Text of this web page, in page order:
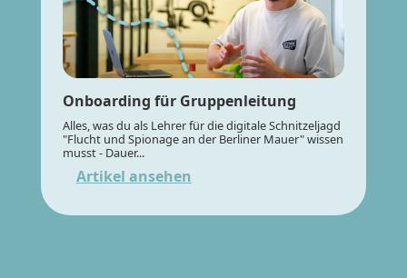
Onboarding für Gruppenleitung
Alles, was du als Lehrer für die digitale Schnitzeljagd
"Flucht und Spionage an der Berliner Mauer" wissen
musst - Dauer...
Artikel ansehen